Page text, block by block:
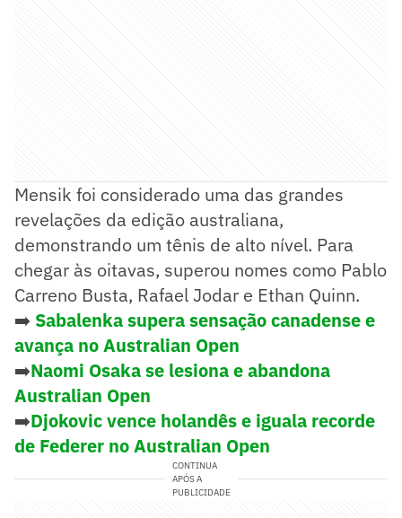
Mensik foi considerado uma das grandes
revelações da edição australiana,
demonstrando um tênis de alto nível. Para
chegar às oitavas, superou nomes como Pablo
Carreno Busta, Rafael Jodar e Ethan Quinn.
➡️ Sabalenka supera sensação canadense e
avança no Australian Open
➡️Naomi Osaka se lesiona e abandona
Australian Open
➡️Djokovic vence holandês e iguala recorde
de Federer no Australian Open
CONTINUA
APÓS A
PUBLICIDADE